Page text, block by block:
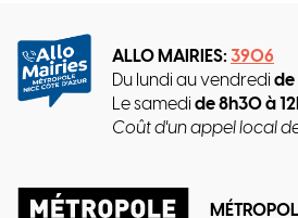
ALLO MAIRIES: 3906
Du lundi au vendredi de
Le samedi de 8h30 à
Coût d'un appel local